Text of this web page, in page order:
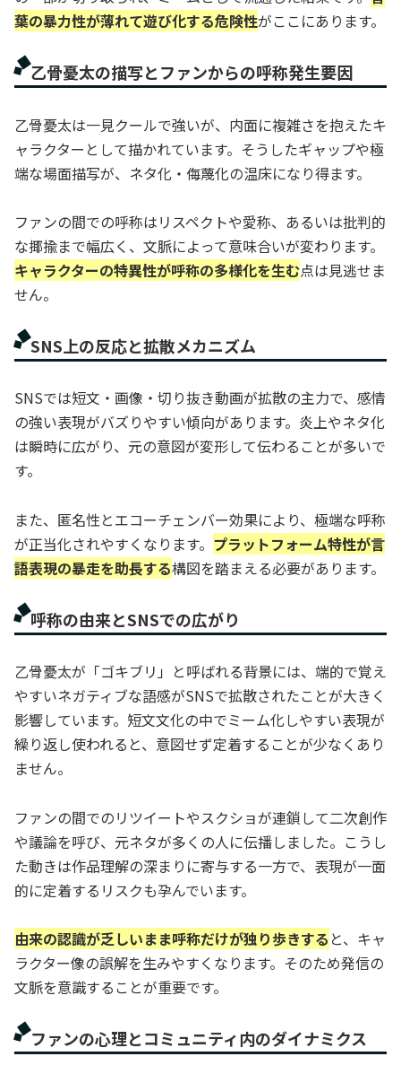
葉の暴力性が薄れて遊び化する危険性がここにあります。
乙骨憂太の描写とファンからの呼称発生要因
乙骨憂太は一見クールで強いが、内面に複雑さを抱えたキ
ャラクターとして描かれています。そうしたギャップや極
端な場面描写が、ネタ化・侮蔑化の温床になり得ます。
ファンの間での呼称はリスペクトや愛称、あるいは批判的
な揶揄まで幅広く、文脈によって意味合いが変わります。
キャラクターの特異性が呼称の多様化を生む点は見逃せま
せん。
SNS上の反応と拡散メカニズム
SNSでは短文・画像・切り抜き動画が拡散の主力で、感情
の強い表現がバズりやすい傾向があります。炎上やネタ化
は瞬時に広がり、元の意図が変形して伝わることが多いで
す。
また、匿名性とエコーチェンバー効果により、極端な呼称
が正当化されやすくなります。 プラットフォーム特性が言
語表現の暴走を助長する構図を踏まえる必要があります。
呼称の由来とSNSでの広がり
乙骨憂太が「ゴキブリ」と呼ばれる背景には、端的で覚え
やすいネガティブな語感がSNSで拡散されたことが大きく
影響しています。短文文化の中でミーム化しやすい表現が
繰り返し使われると、意図せず定着することが少なくあり
ません。
ファンの間でのリツイートやスクショが連鎖して二次創作
や議論を呼び、元ネタが多くの人に伝播しました。こうし
た動きは作品理解の深まりに寄与する一方で、表現が一面
的に定着するリスクも孕んでいます。
由来の認識が乏しいまま呼称だけが独り歩きする と、キャ
ラクター像の誤解を生みやすくなります。そのため発信の
文脈を意識することが重要です。
ファンの心理とコミュニティ内のダイナミクス